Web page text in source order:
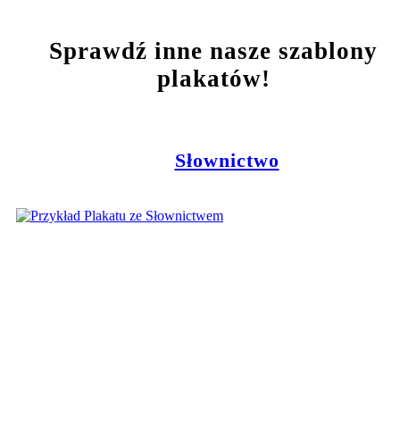
Sprawdź inne nasze szablony
plakatów!
Słownictwo